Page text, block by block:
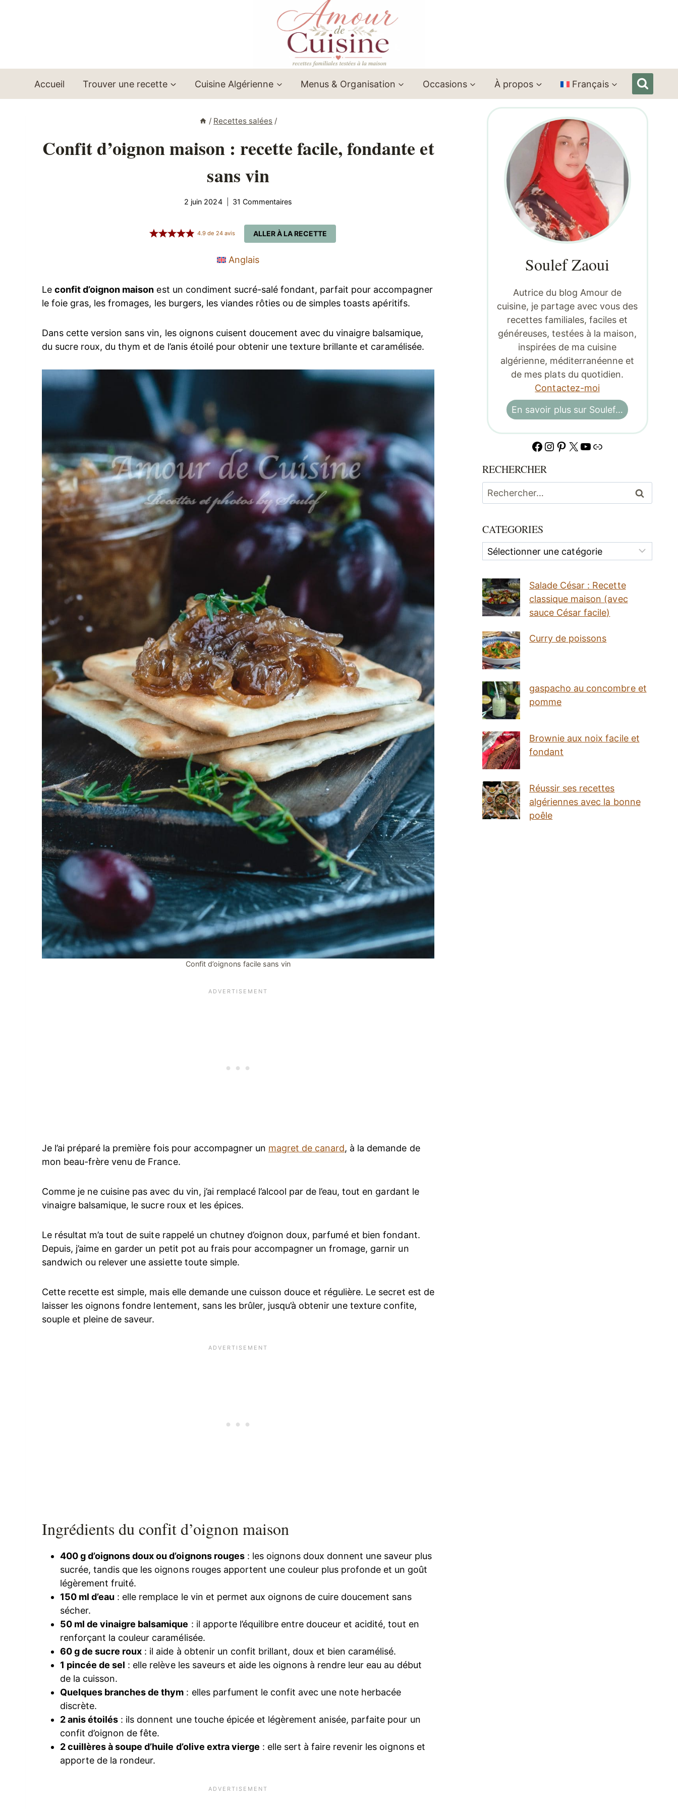
Accueil Trouver une recette Cuisine Algérienne Menus & Organisation Occasions À propos Français
/ Recettes salées /
Confit d’oignon maison : recette facile, fondante et
sans vin
2 juin 2024 31 Commentaires
ALLER À LA RECETTE
4.9de 24avis
Anglais
Leconfit d’oignon maison est un condiment sucré-salé fondant, parfait pour accompagner
le foie gras, les fromages, les burgers, les viandes rôties ou de simples toasts apéritifs.
Dans cette version sans vin, les oignons cuisent doucement avec du vinaigre balsamique,
du sucre roux, du thym et de l’anis étoilé pour obtenir une texture brillante et caramélisée.
Confit d’oignons facile sans vin
Je l’ai préparé la première fois pour accompagner un magret de canard, à la demande de
mon beau-frère venu de France.
Comme je ne cuisine pas avec du vin, j’ai remplacé l’alcool par de l’eau, tout en gardant le
vinaigre balsamique, le sucre roux et les épices.
Le résultat m’a tout de suite rappelé un chutney d’oignon doux, parfumé et bien fondant.
Depuis, j’aime en garder un petit pot au frais pour accompagner un fromage, garnir un
sandwich ou relever une assiette toute simple.
Cette recette est simple, mais elle demande une cuisson douce et régulière. Le secret est de
laisser les oignons fondre lentement, sans les brûler, jusqu’à obtenir une texture confite,
souple et pleine de saveur.
Ingrédients du confit d’oignon maison
400 g d’oignons doux ou d’oignons rouges: les oignons doux donnent une saveur plus
sucrée, tandis que les oignons rouges apportent une couleur plus profonde et un goût
légèrement fruité.
150 ml d’eau : elle remplace le vin et permet aux oignons de cuire doucement sans
sécher.
50 ml de vinaigre balsamique : il apporte l’équilibre entre douceur et acidité, tout en
renforçant la couleur caramélisée.
60 g de sucre roux : il aide à obtenir un confit brillant, doux et bien caramélisé.
1 pincée de sel : elle relève les saveurs et aide les oignons à rendre leur eau au début
de la cuisson.
Quelques branches de thym : elles parfument le confit avec une note herbacée
discrète.
2 anis étoilés : ils donnent une touche épicée et légèrement anisée, parfaite pour un
confit d’oignon de fête.
2 cuillères à soupe d’huile d’olive extra vierge : elle sert à faire revenir les oignons et
apporte de la rondeur.
Soulef Zaoui
Autrice du blog Amour de
cuisine, je partage avec vous des
recettes familiales, faciles et
généreuses, testées à la maison,
inspirées de ma cuisine
algérienne, méditerranéenne et
de mes plats du quotidien.
Contactez-moi
En savoir plus sur Soulef…
Facebook
Instagram
Pinterest
X YouTube
Lien
RECHERCHER
Rechercher :
CATEGORIES
Categories
Salade César : Recette
classique maison (avec
sauce César facile)
Curry de poissons
gaspacho au concombre et
pomme
Brownie aux noix facile et
fondant
Réussir ses recettes
algériennes avec la bonne
poêle